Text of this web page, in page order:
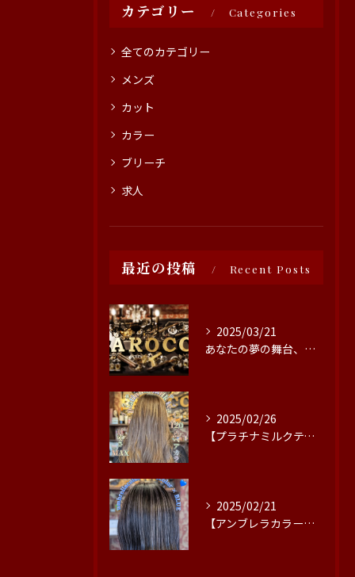
カテゴリー Categories
全てのカテゴリー
メンズ
カット
カラー
ブリーチ
求人
最近の投稿 Recent Posts
2025/03/21
あなたの夢の舞台、ここにあります！豊田市の美容院では、情熱を...
2025/02/26
【プラチナミルクティー🤎】
2025/02/21
【アンブレラカラー×エンドカラー×ブルー】